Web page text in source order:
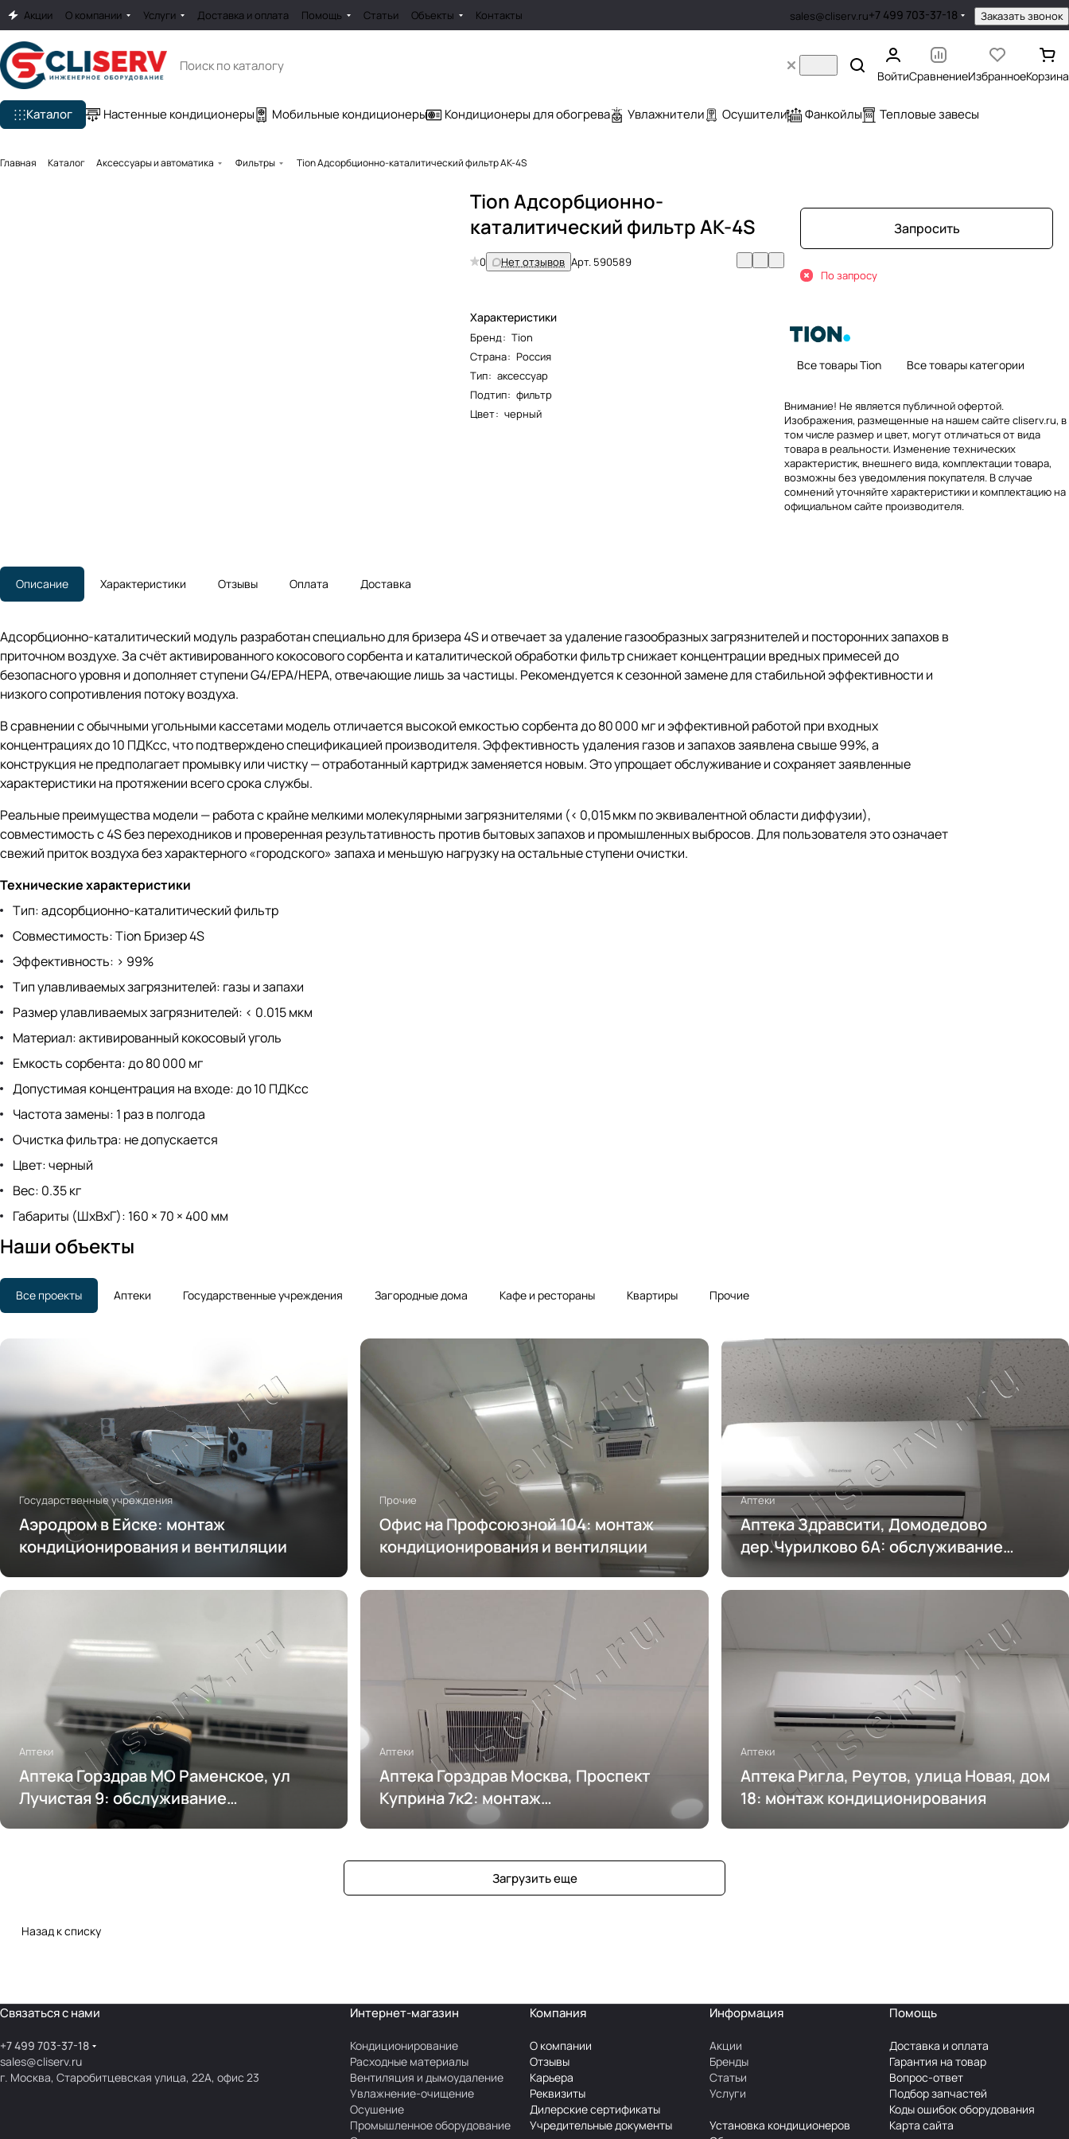
Акции О компании Услуги Доставка и оплата Помощь Статьи Объекты Контакты sales@cliserv.ru+7 499 703-37-18 Заказать звонок
ВойтиСравнениеИзбранноеКорзина
Каталог Настенные кондиционеры Мобильные кондиционеры Кондиционеры для обогрева Увлажнители Осушители Фанкойлы Тепловые завесы
Главная Каталог Аксессуары и автоматика Фильтры Tion Адсорбционно-каталитический фильтр AK-4S
Tion Адсорбционно-
каталитический фильтр AK-4S
0 Нет отзывов Арт. 590589
Характеристики
Бренд: Tion
Страна: Россия
Тип: аксессуар
Подтип: фильтр
Цвет: черный
Запросить
По запросу
Все товары Tion Все товары категории
Внимание! Не является публичной офертой.
Изображения, размещенные на нашем сайте cliserv.ru, в
том числе размер и цвет, могут отличаться от вида
товара в реальности. Изменение технических
характеристик, внешнего вида, комплектации товара,
возможны без уведомления покупателя. В случае
сомнений уточняйте характеристики и комплектацию на
официальном сайте производителя.
Описание Характеристики Отзывы Оплата Доставка
Адсорбционно-каталитический модуль разработан специально для бризера 4S и отвечает за удаление газообразных загрязнителей и посторонних запахов в
приточном воздухе. За счёт активированного кокосового сорбента и каталитической обработки фильтр снижает концентрации вредных примесей до
безопасного уровня и дополняет ступени G4/EPA/HEPA, отвечающие лишь за частицы. Рекомендуется к сезонной замене для стабильной эффективности и
низкого сопротивления потоку воздуха.
В сравнении с обычными угольными кассетами модель отличается высокой емкостью сорбента до 80 000 мг и эффективной работой при входных
концентрациях до 10 ПДКсс, что подтверждено спецификацией производителя. Эффективность удаления газов и запахов заявлена свыше 99%, а
конструкция не предполагает промывку или чистку — отработанный картридж заменяется новым. Это упрощает обслуживание и сохраняет заявленные
характеристики на протяжении всего срока службы.
Реальные преимущества модели — работа с крайне мелкими молекулярными загрязнителями (< 0,015 мкм по эквивалентной области диффузии),
совместимость с 4S без переходников и проверенная результативность против бытовых запахов и промышленных выбросов. Для пользователя это означает
свежий приток воздуха без характерного «городского» запаха и меньшую нагрузку на остальные ступени очистки.
Технические характеристики
Тип: адсорбционно-каталитический фильтр
Совместимость: Tion Бризер 4S
Эффективность: > 99%
Тип улавливаемых загрязнителей: газы и запахи
Размер улавливаемых загрязнителей: < 0.015 мкм
Материал: активированный кокосовый уголь
Емкость сорбента: до 80 000 мг
Допустимая концентрация на входе: до 10 ПДКсс
Частота замены: 1 раз в полгода
Очистка фильтра: не допускается
Цвет: черный
Вес: 0.35 кг
Габариты (ШxВxГ): 160 × 70 × 400 мм
Наши объекты
Все проекты Аптеки Государственные учреждения Загородные дома Кафе и рестораны Квартиры Прочие
Государственные учреждения
Аэродром в Ейске: монтаж
кондиционирования и вентиляции
Прочие
Офис на Профсоюзной 104: монтаж
кондиционирования и вентиляции
Аптеки
Аптека Здравсити, Домодедово
дер.Чурилково 6А: обслуживание
Аптеки
Аптека Горздрав МО Раменское, ул
Лучистая 9: обслуживание
кондиционирования
Аптеки
Аптека Горздрав Москва, Проспект
Куприна 7к2: монтаж
кондиционирования
Аптеки
Аптека Ригла, Реутов, улица Новая, дом
18: монтаж кондиционирования
Загрузить еще
Назад к списку
Связаться с нами
+7 499 703-37-18
sales@cliserv.ru
г. Москва, Старобитцевская улица, 22А, офис 23
Интернет-магазин
Кондиционирование
Расходные материалы
Вентиляция и дымоудаление
Увлажнение-очищение
Осушение
Промышленное оборудование
Компания
О компании
Отзывы
Карьера
Реквизиты
Дилерские сертификаты
Учредительные документы
Информация
Акции
Бренды
Статьи
Услуги
Установка кондиционеров
Помощь
Доставка и оплата
Гарантия на товар
Вопрос-ответ
Подбор запчастей
Коды ошибок оборудования
Карта сайта